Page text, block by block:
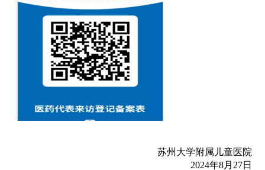
苏州大学附属儿童医院
2024年8月27日